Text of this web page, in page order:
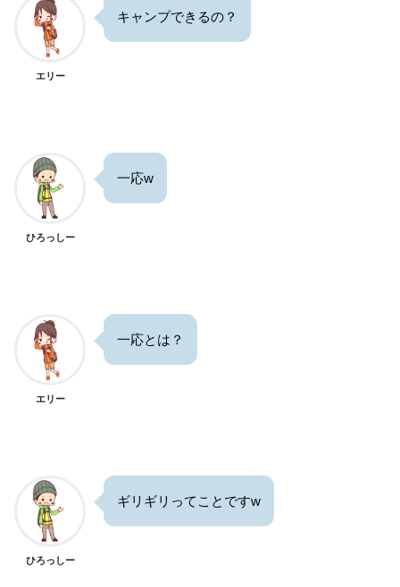
エリー
キャンプできるの？
ひろっしー
一応w
エリー
一応とは？
ひろっしー
ギリギリってことですw